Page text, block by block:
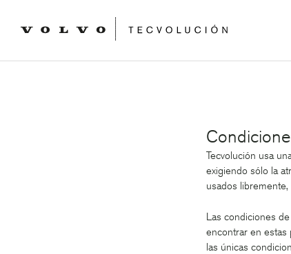
Tecvolución usa
exigiendo sólo la
usados
Las condiciones
encontrar en estas
las únicas